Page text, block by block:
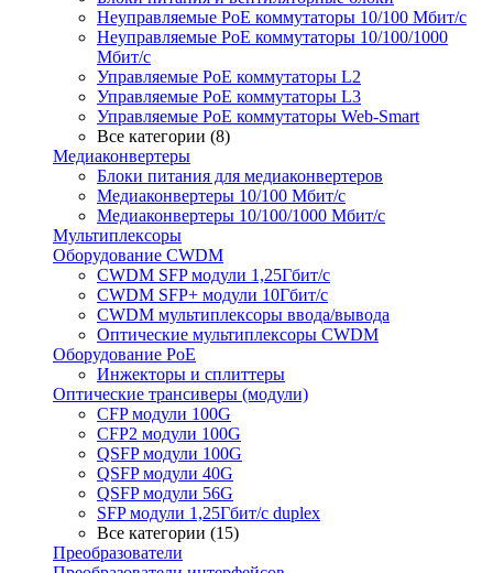
Неуправляемые PoE коммутаторы 10/100 Мбит/с
Неуправляемые PoE коммутаторы 10/100/1000
Мбит/с
Управляемые PoE коммутаторы L2
Управляемые PoE коммутаторы L3
Управляемые PoE коммутаторы Web-Smart
Все категории (8)
Медиаконвертеры
Блоки питания для медиаконвертеров
Медиаконвертеры 10/100 Мбит/с
Медиаконвертеры 10/100/1000 Мбит/c
Мультиплексоры
Оборудование CWDM
CWDM SFP модули 1,25Гбит/с
CWDM SFP+ модули 10Гбит/с
CWDM мультиплексоры ввода/вывода
Оптические мультиплексоры CWDM
Оборудование PoE
Инжекторы и сплиттеры
Оптические трансиверы (модули)
CFP модули 100G
CFP2 модули 100G
QSFP модули 100G
QSFP модули 40G
QSFP модули 56G
SFP модули 1,25Гбит/с duplex
Все категории (15)
Преобразователи